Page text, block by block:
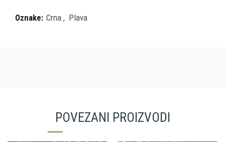
Oznake: Crna , Plava
POVEZANI PROIZVODI